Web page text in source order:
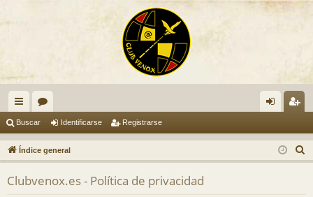
nl
ac
es
rá
or
os nti
fic
ist
ra
Buscar Identificarse Registrarse
Índice general
u
Clubvenox.es - Política de privacidad